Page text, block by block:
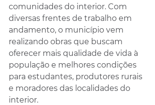
comunidades do interior. Com
diversas frentes de trabalho em
andamento, o município vem
realizando obras que buscam
oferecer mais qualidade de vida à
população e melhores condições
para estudantes, produtores rurais
e moradores das localidades do
interior.